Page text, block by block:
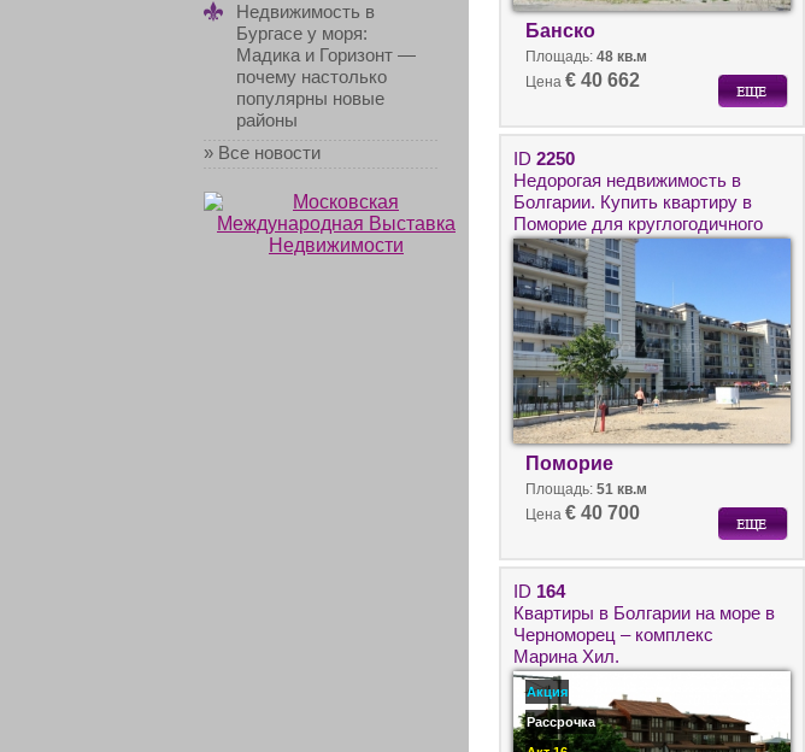
Недвижимость в
Бургасе у моря:
Мадика и Горизонт —
почему настолько
популярны новые
районы
» Все новости
Банско
Площадь: 48 кв.м
Цена € 40 662
ID 2250
Недорогая недвижимость в
Болгарии. Купить квартиру в
Поморие для круглогодичного
проживания.
Поморие
Площадь: 51 кв.м
Цена € 40 700
ID 164
Квартиры в Болгарии на море в
Черноморец – комплекс
Марина Хил.
Акция
Рассрочка